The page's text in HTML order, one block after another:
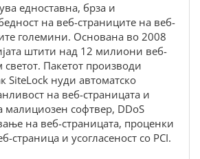
едноставна, брза и
на веб-страниците на веб-
големини. Основана во 2008
штити над 12 милиони веб-
Пакетот производи
SiteLock нуди автоматско
на веб-страницата и
малициозен софтвер, DDoS
на веб-страницата, проценки
страница и усогласеност со PCI.